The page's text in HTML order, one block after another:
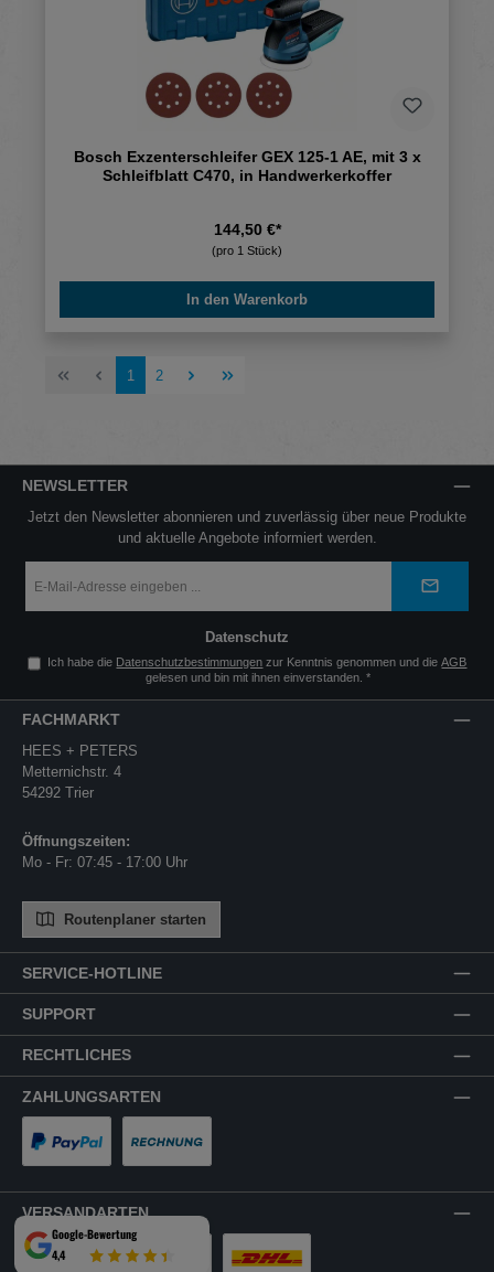
Bosch Exzenterschleifer GEX 125-1 AE, mit 3 x
Schleifblatt C470, in Handwerkerkoffer
144,50 €*
(pro 1 Stück)
In den Warenkorb
Seite
1 Seite
2
NEWSLETTER
Jetzt den Newsletter abonnieren und zuverlässig über neue Produkte
und aktuelle Angebote informiert werden.
Mail-
*
Datenschutz
Ich habe die Datenschutzbestimmungen zur Kenntnis genommen und dieAGB
gelesen und bin mit ihnen einverstanden. *
SERVICE-HOTLINE
SUPPORT
RECHTLICHES
ZAHLUNGSARTEN
VERSANDARTEN
FACHMARKT
HEES + PETERS
Metternichstr. 4
54292 Trier
Öffnungszeiten:
Mo - Fr: 07:45 - 17:00 Uhr
Routenplaner starten
Google-Bewertung
4,4